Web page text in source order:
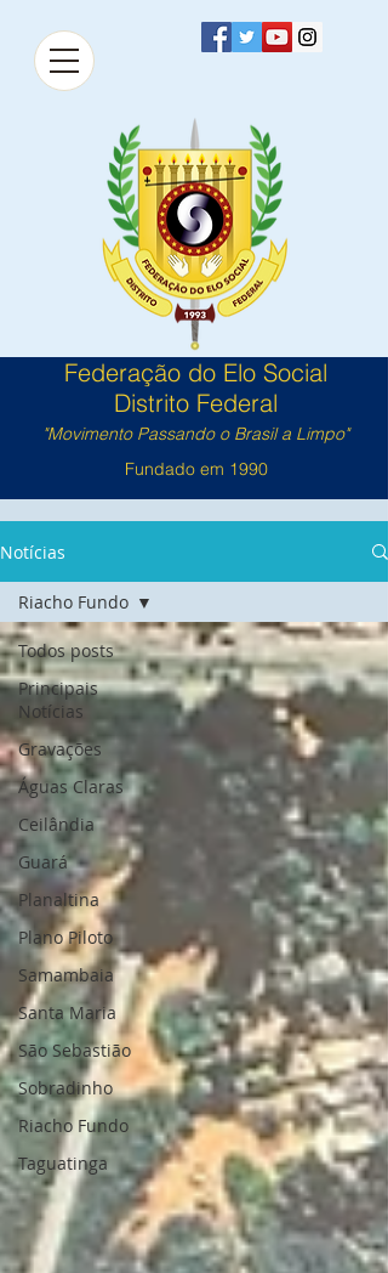
Federação do Elo Social
Distrito Federal
"Movimento Passando o Brasil a Limpo"
Fundado em 1990
Notícias
Todos posts
Principais
Notícias
Gravações
Águas Claras
Ceilândia
Guará
Planaltina
Plano Piloto
Samambaia
Santa Maria
São Sebastião
Sobradinho
Riacho Fundo
Taguatinga
Riacho Fundo